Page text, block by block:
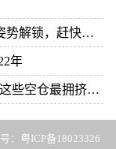
行动！ 世界播报
年
挤的美股 当前看点
： 粤ICP备18023326